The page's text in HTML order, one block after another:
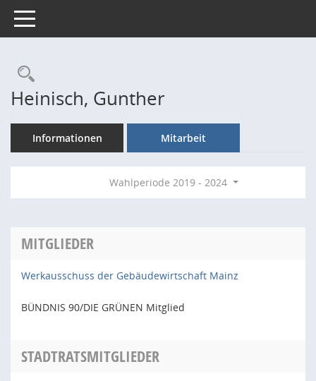
Toggle navigation
Rechercheauswahl
Heinisch, Gunther
Informationen Mitarbeit
Wahlperiode 2019 - 2024
MITGLIEDER
Werkausschuss der Gebäudewirtschaft Mainz
BÜNDNIS 90/DIE GRÜNEN Mitglied
STADTRATSMITGLIEDER